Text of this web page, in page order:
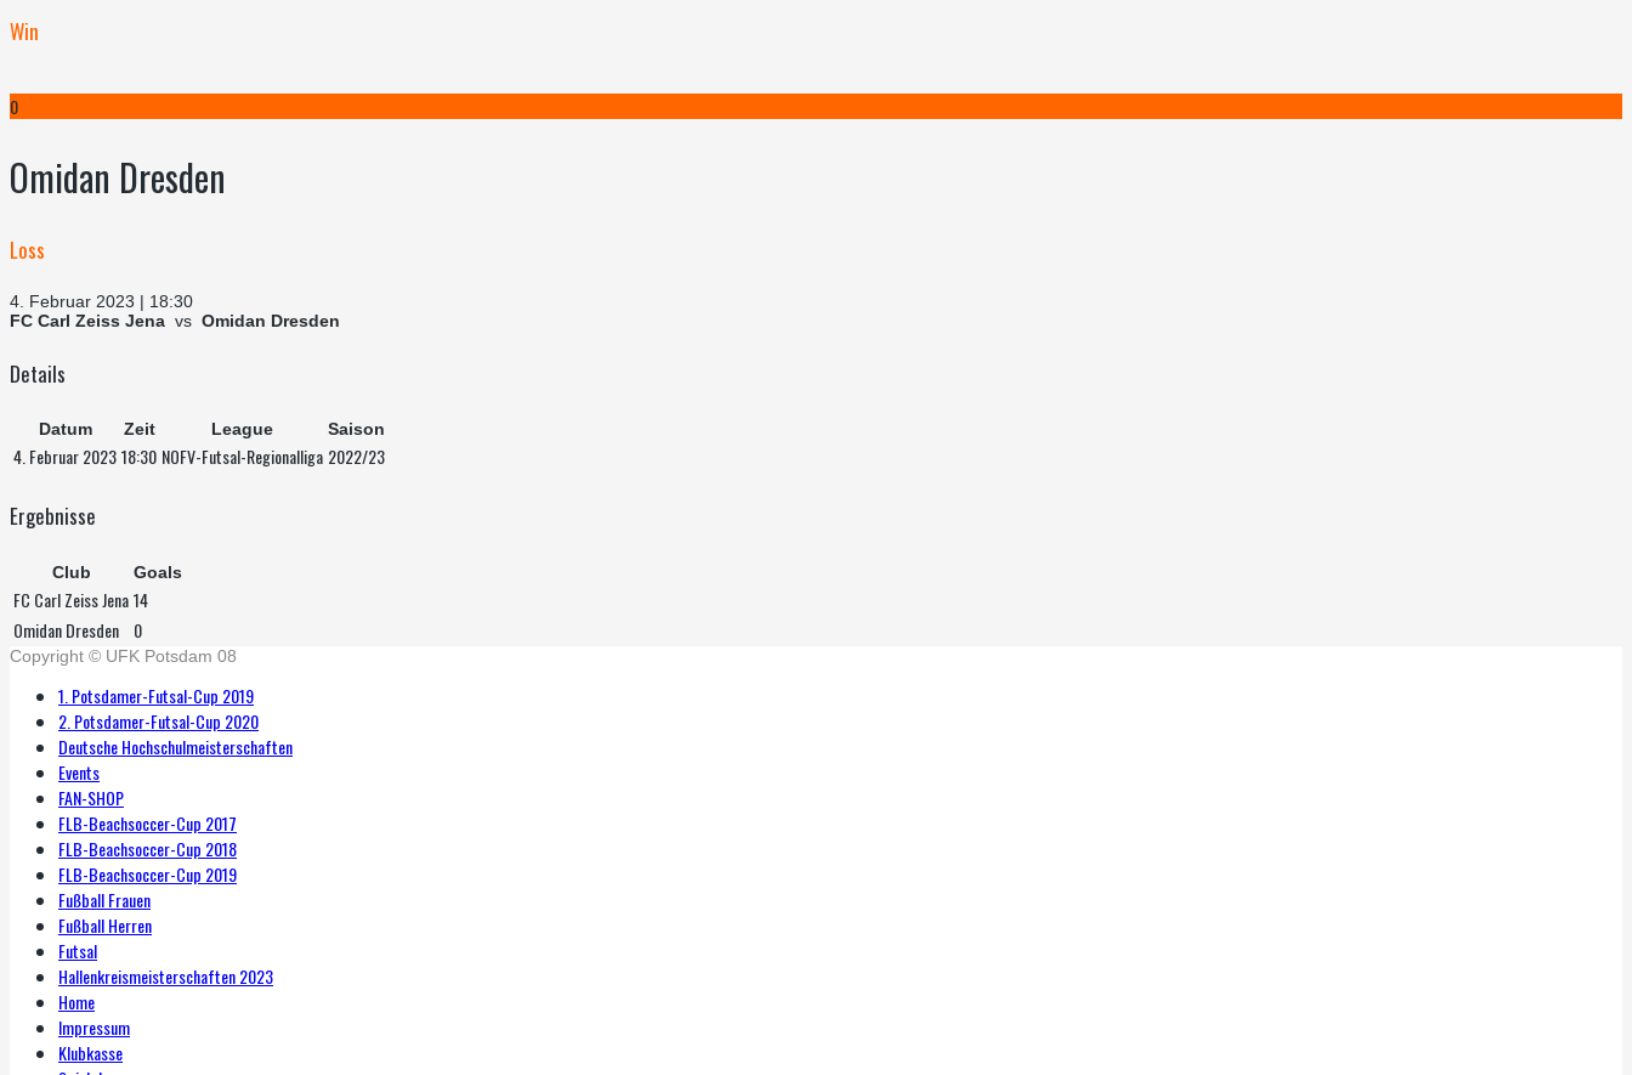
Win
0
Omidan Dresden
Loss
4. Februar 2023 | 18:30
FC Carl Zeiss Jena vs Omidan Dresden
Details
Datum Zeit League Saison
4. Februar 202318:30 NOFV-Futsal-Regionalliga 2022/23
Ergebnisse
Club Goals
FC Carl Zeiss Jena14
Omidan Dresden
0
Copyright © UFK Potsdam 08
1. Potsdamer-Futsal-Cup 2019
2. Potsdamer-Futsal-Cup 2020
Deutsche Hochschulmeisterschaften
Events
FAN-SHOP
FLB-Beachsoccer-Cup 2017
FLB-Beachsoccer-Cup 2018
FLB-Beachsoccer-Cup 2019
Fußball Frauen
Fußball Herren
Futsal
Hallenkreismeisterschaften 2023
Home
Impressum
Klubkasse